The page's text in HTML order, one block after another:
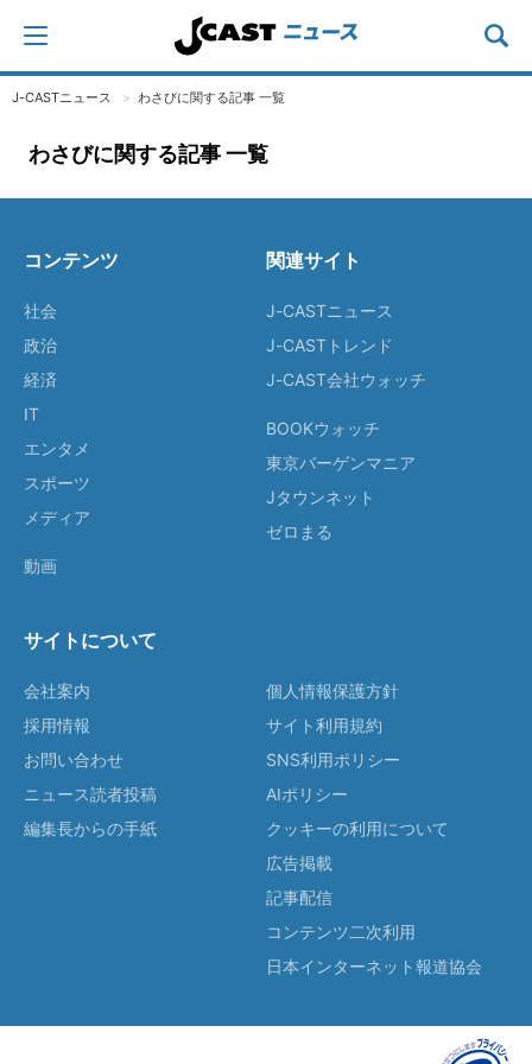
J-CASTニュース わさびに関する記事 一覧
わさびに関する記事 一覧
コンテンツ
社会
政治
経済
IT
エンタメ
スポーツ
メディア
動画
関連サイト
J-CASTニュース
J-CASTトレンド
J-CAST会社ウォッチ
BOOKウォッチ
東京バーゲンマニア
Jタウンネット
ゼロまる
サイトについて
会社案内
採用情報
お問い合わせ
ニュース読者投稿
編集長からの手紙
個人情報保護方針
サイト利用規約
SNS利用ポリシー
AIポリシー
クッキーの利用について
広告掲載
記事配信
コンテンツ二次利用
日本インターネット報道協会